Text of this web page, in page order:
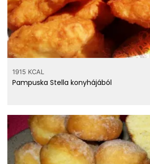
1915 KCAL
Pampuska Stella konyhájából